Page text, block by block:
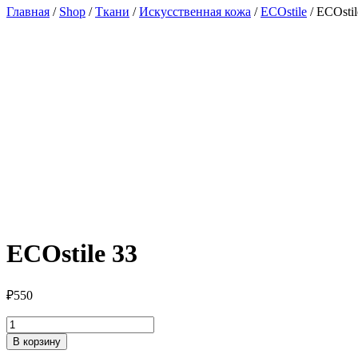
Главная / Shop /Ткани /Искусственная кожа /ECOstile /
ECOstile 33
₽550
Количество
товара
ECOstile
В корзину